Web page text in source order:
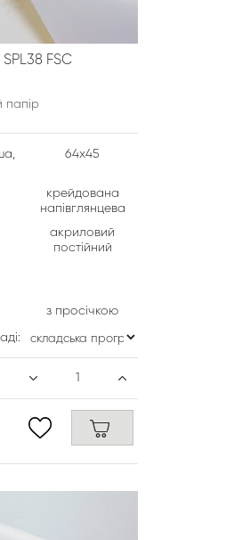
FSC
папір
64х45
крейдована
напівглянцева
акриловий
постійний
з просічкою